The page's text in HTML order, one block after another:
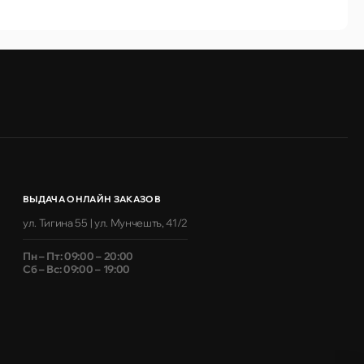
ВЫДАЧА ОНЛАЙН ЗАКАЗОВ
ул. Тигина 55 | ул. Мунчешть, 41/2
Пн – Пт: 09:00 – 20:00
Сб – Вс: 09:00 – 19:00